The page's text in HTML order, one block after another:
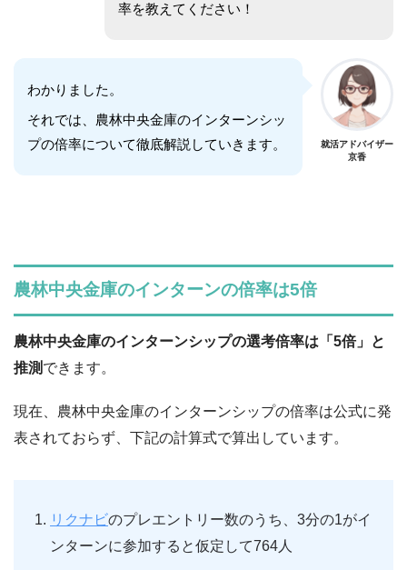
率を教えてください！
わかりました。
それでは、農林中央金庫のインターンシッ
プの倍率について徹底解説していきます。
就活アドバイザー
京香
農林中央金庫のインターンの倍率は5倍
農林中央金庫のインターンシップの選考倍率は「5倍」と
推測 できます。
現在、農林中央金庫のインターンシップの倍率は公式に発
表されておらず、下記の計算式で算出しています。
リクナビのプレエントリー数のうち、3分の1がイ
ンターンに参加すると仮定して764人